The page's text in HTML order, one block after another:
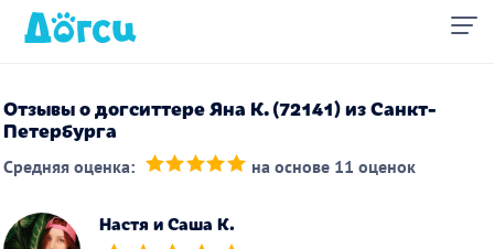
Отзывы о догситтере Яна К. (72141) из Санкт-
Петербурга
Средняя оценка: на основе 11 оценок
Настя и Саша К.